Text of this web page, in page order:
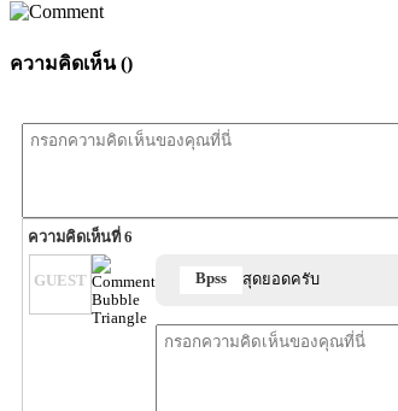
ความคิดเห็น ()
ความคิดเห็นที่ 6
GUEST Bpss สุดยอดครับ